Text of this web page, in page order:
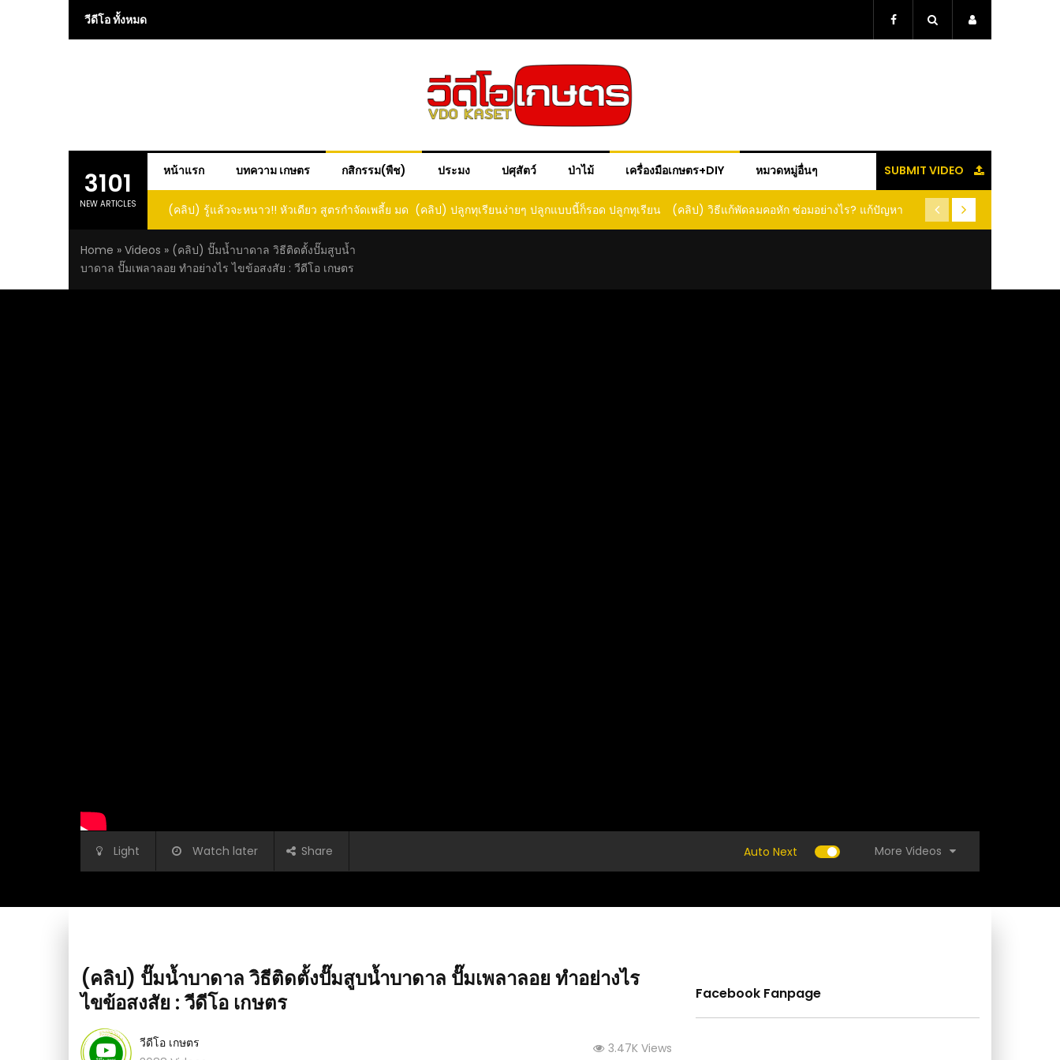
วีดีโอ ทั้งหมด
3101
NEW ARTICLES
หน้าแรก บทความ เกษตร กสิกรรม(พืช) ประมง ปศุสัตว์ ป่าไม้ เครื่องมือเกษตร+DIY หมวดหมู่อื่นๆ SUBMIT VIDEO
ว!! หัวเดียว สูตรกำจัดเพลี้ย มด
(คลิป) ปลูกทุเรียนง่ายๆ ปลูกแบบนี้ก็รอด ปลูกทุเรียน
ต้นคู่ แบบเสียบยอดและเมล็ด
(คลิป) วิธีแก้พัดลมคอหัก ซ่อมอย่างไร? แก้ปัญหา
พัดลมคอตก
(คลิป) วิธีแกะเม็ดข้าวโพด แบบง่ายๆ ใน 1 นาที ได้
เม็ดสวยเต็มเม็ด ไม่ต้องฝานให้เสียเนื้อ เสียเวลา
(คลิป) วิธีเก็บกระเทียม แบบ
หอมฟุ้ง สีสวยเหมือนเดิม ฉัน
Home » Videos » (คลิป) ปั๊มน้ำบาดาล วิธีติดตั้งปั๊มสูบน้ำ
บาดาล ปั๊มเพลาลอย ทำอย่างไร ไขข้อสงสัย : วีดีโอ เกษตร
Light Watch later Share Auto Next More Videos
เอง แบบประหยัดงบ
(คลิป) 1 ช้อนบานสะพรั่ง เผยเคล็ดลับ ปลูกแพรเซี่ยงไฮ้
(คลิป) มันดีกว่าที่คิด อาหารปลาประหยัด แบบ
(คลิป) ปั๊มน้ำบาดาล วิธีติดตั้งปั๊มสูบน้ำบาดาล ปั๊มเพลาลอย ทำอย่างไร
ไขข้อสงสัย : วีดีโอ เกษตร
วีดีโอ เกษตร
3.47K Views
Facebook Fanpage